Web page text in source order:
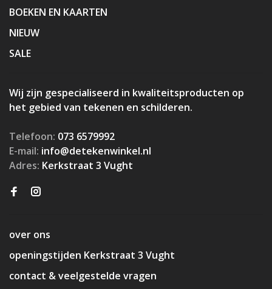
BOEKEN EN KAARTEN
NIEUW
SALE
Wij zijn gespecialiseerd in kwaliteitsproducten op
het gebied van tekenen en schilderen.
Telefoon: 073 6579992
E-mail: info@detekenwinkel.nl
Adres: Kerkstraat 3 Vught
over ons
openingstijden Kerkstraat 3 Vught
contact & veelgestelde vragen